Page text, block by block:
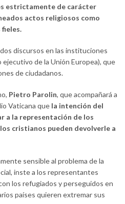
estrictamente de carácter
actos religiosos como
discursos en las instituciones
ejecutivo de la Unión Europea), que
de ciudadanos.
Pietro Parolin, que acompañará a
Vaticana que la intención del
a la representación de los
cristianos pueden devolverle a
sensible al problema de la
inste a los representantes
los refugiados y perseguidos en
países quieren extremar sus